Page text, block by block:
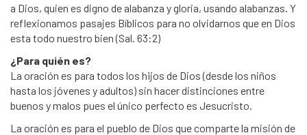
a Dios, quien es digno de alabanza y gloria, usando alabanzas. Y
reflexionamos pasajes Bíblicos para no olvidarnos que en Dios
esta todo nuestro bien (Sal. 63:2)
¿Para quién es?
La oración es para todos los hijos de Dios (desde los niños
hasta los jóvenes y adultos) sin hacer distinciones entre
buenos y malos pues el único perfecto es Jesucristo.
La oración es para el pueblo de Dios que comparte la misión de